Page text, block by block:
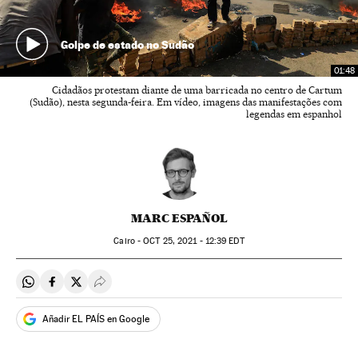
01:48
Golpe de estado no Sudão
Cidadãos protestam diante de uma barricada no centro de Cartum
(Sudão), nesta segunda-feira. Em vídeo, imagens das manifestações com
legendas em espanhol
MARC ESPAÑOL
Cairo -OCT25, 2021 - 12:39 EDT
Compartir en Whatsapp
Compartir en Facebook
Compartir en Twitter
Desplegar Redes Sociales
Añadir EL PAÍS en Google